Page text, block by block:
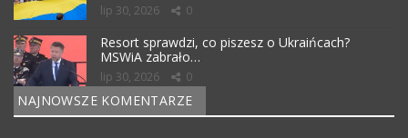
lip 30, 2026 0
Resort sprawdzi, co piszesz o Ukraińcach?
MSWiA zabrało…
lip 30, 2026 0
NAJNOWSZE KOMENTARZE